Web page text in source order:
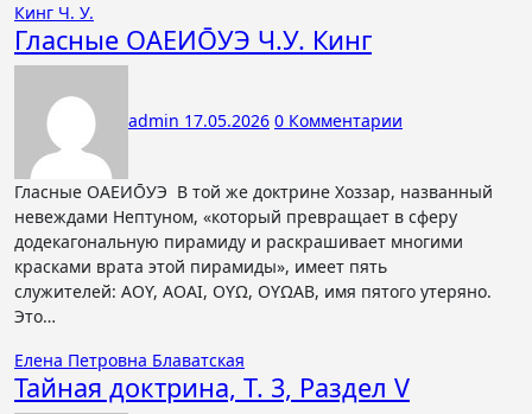
Кинг Ч. У.
Гласные ОАЕИО̄УЭ Ч.У. Кинг
admin 17.05.2026 0 Комментарии
Гласные ОАЕИО̄УЭ В той же доктрине Хоззар, названный
невеждами Нептуном, «который превращает в сферу
додекагональную пирамиду и раскрашивает многими
красками врата этой пирамиды», имеет пять
служителей: ΑΟϒ, ΑΟΑΙ, ΟϒΩ, ΟϒΩΑΒ, имя пятого утеряно.
Это…
Елена Петровна Блаватская
Тайная доктрина, Т. 3, Раздел V